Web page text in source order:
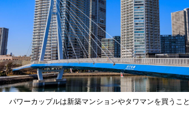
パワーカップルは新築マンションやタワマンを買うこ